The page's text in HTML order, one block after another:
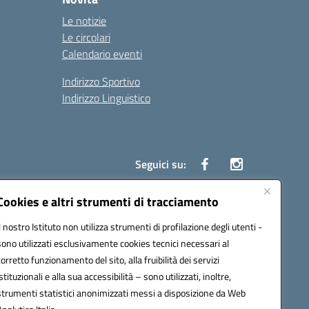
e altri strumenti di tracciamento
nostro Istituto non utilizza strumenti di profilazione degli utenti -
utilizzati esclusivamente cookies tecnici necessari al
funzionamento del sito, alla fruibilità dei servizi
e alla sua accessibilità – sono utilizzati, inoltre,
statistici anonimizzati messi a disposizione da Web
Le notizie
Le circolari
Calendario eventi
Indirizzo Sportivo
Indirizzo Linguistico
Seguici su: